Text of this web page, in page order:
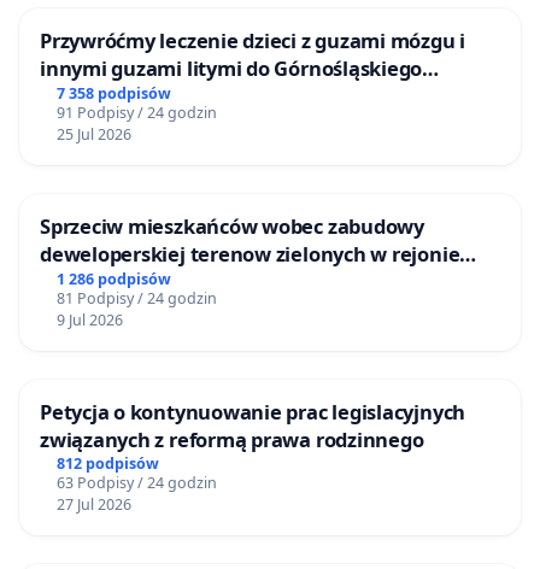
Przywróćmy leczenie dzieci z guzami mózgu i
innymi guzami litymi do Górnośląskiego
Centrum Zdrowia Dziecka w Katowicach
7 358 podpisów
91 Podpisy / 24 godzin
25 Jul 2026
Sprzeciw mieszkańców wobec zabudowy
deweloperskiej terenow zielonych w rejonie
Bulwarów Straceńskich w Bielsku-Białej
1 286 podpisów
81 Podpisy / 24 godzin
9 Jul 2026
Petycja o kontynuowanie prac legislacyjnych
związanych z reformą prawa rodzinnego
812 podpisów
63 Podpisy / 24 godzin
27 Jul 2026